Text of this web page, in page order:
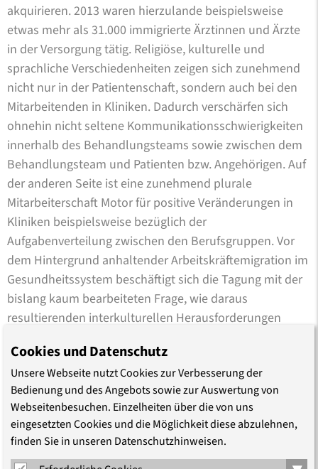
akquirieren. 2013 waren hierzulande beispielsweise
etwas mehr als 31.000 immigrierte Ärztinnen und Ärzte
in der Versorgung tätig. Religiöse, kulturelle und
sprachliche Verschiedenheiten zeigen sich zunehmend
nicht nur in der Patientenschaft, sondern auch bei den
Mitarbeitenden in Kliniken. Dadurch verschärfen sich
ohnehin nicht seltene Kommunikationsschwierigkeiten
innerhalb des Behandlungsteams sowie zwischen dem
Behandlungsteam und Patienten bzw. Angehörigen. Auf
der anderen Seite ist eine zunehmend plurale
Mitarbeiterschaft Motor für positive Veränderungen in
Kliniken beispielsweise bezüglich der
Aufgabenverteilung zwischen den Berufsgruppen. Vor
dem Hintergrund anhaltender Arbeitskräftemigration im
Gesundheitssystem beschäftigt sich die Tagung mit der
bislang kaum bearbeiteten Frage, wie daraus
resultierenden interkulturellen Herausforderungen
Wir laden Sie herzlich ein!
Simone Ehm, Ev. Akademie zu Berlin
Cookies und Datenschutz
Unsere Webseite nutzt Cookies zur Verbesserung der
Bedienung und des Angebots sowie zur Auswertung von
Webseitenbesuchen. Einzelheiten über die von uns
eingesetzten Cookies und die Möglichkeit diese abzulehnen,
finden Sie in unseren Datenschutzhinweisen.